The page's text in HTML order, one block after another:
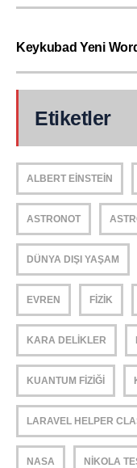
Keykubad Yeni
Etiketler
ALBERT EINSTEIN
ASTRONOT
DÜNYA DIŞI YAŞAM
EVREN FIZIK
KARA DELIKLER
KUANTUM FIZIĞI
LARAVEL HELPER
NASA NIKOLA